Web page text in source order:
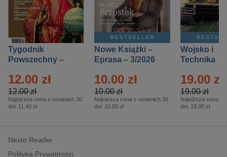
Tygodnik
Powszechny –
12.00 zł
12.00 zł
Najniższa cena z ostatnich 30
dni: 11.40 zł
BESTSELLER
Nowe Książki –
Eprasa – 3/2026
10.00 zł
10.00 zł
Najniższa cena z ostatnich 30
dni: 10.00 zł
Wojsko i
Technika
– 2/2026
19.00 zł
19.00 zł
Najniższa cena z
dni: 19.00 zł
Nexto Reader
Polityka Prywatności